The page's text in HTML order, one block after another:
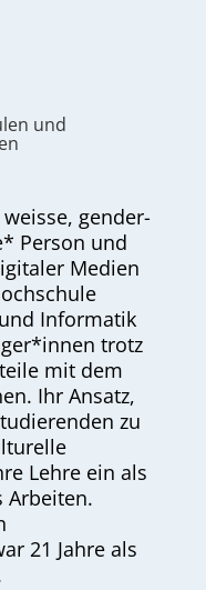
und
gender-
Person und
Medien
Informatik
trotz
mit dem
Ihr Ansatz,
zu
Lehre ein als
21 Jahre als